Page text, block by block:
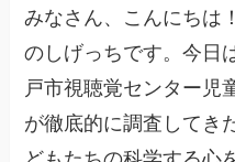
みなさん、こんにちは
のしげっちです。今日
戸市視聴覚センター児
が徹底的に調査してき